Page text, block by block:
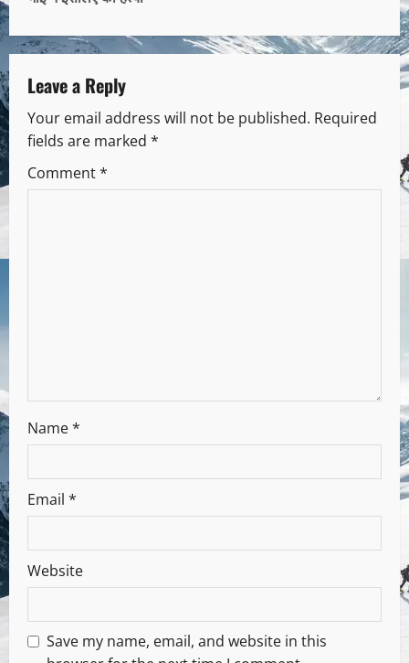
Leave a Reply
Your email address will not be published. Required
fields are marked *
Comment*
Name*
Email *
Website
Save my name, email, and website in this